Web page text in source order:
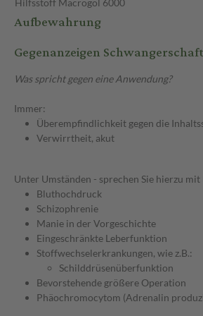
Hilfsstoff Macrogol 6000
Aufbewahrung
Gegenanzeigen Schwangerschaft
Was spricht gegen eine Anwendung?
Immer:
Überempfindlichkeit gegen die
Verwirrtheit, akut
Unter Umständen - sprechen Sie hierzu
Bluthochdruck
Schizophrenie
Manie in der Vorgeschichte
Eingeschränkte Leberfunktion
Stoffwechselerkrankungen, wie z.B.:
Schilddrüsenüberfunktion
Bevorstehende größere Operation
Phäochromocytom (Adrenalin